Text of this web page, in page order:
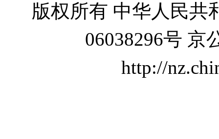
版权所有 中华人民共
06038296号 京
http://